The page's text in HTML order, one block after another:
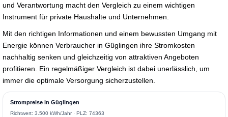
und Verantwortung macht den Vergleich zu einem wichtigen
Instrument für private Haushalte und Unternehmen.
Mit den richtigen Informationen und einem bewussten Umgang mit
Energie können Verbraucher in Güglingen ihre Stromkosten
nachhaltig senken und gleichzeitig von attraktiven Angeboten
profitieren. Ein regelmäßiger Vergleich ist dabei unerlässlich, um
immer die optimale Versorgung sicherzustellen.
Strompreise in Güglingen
Richtwert: 3.500 kWh/Jahr · PLZ: 74363